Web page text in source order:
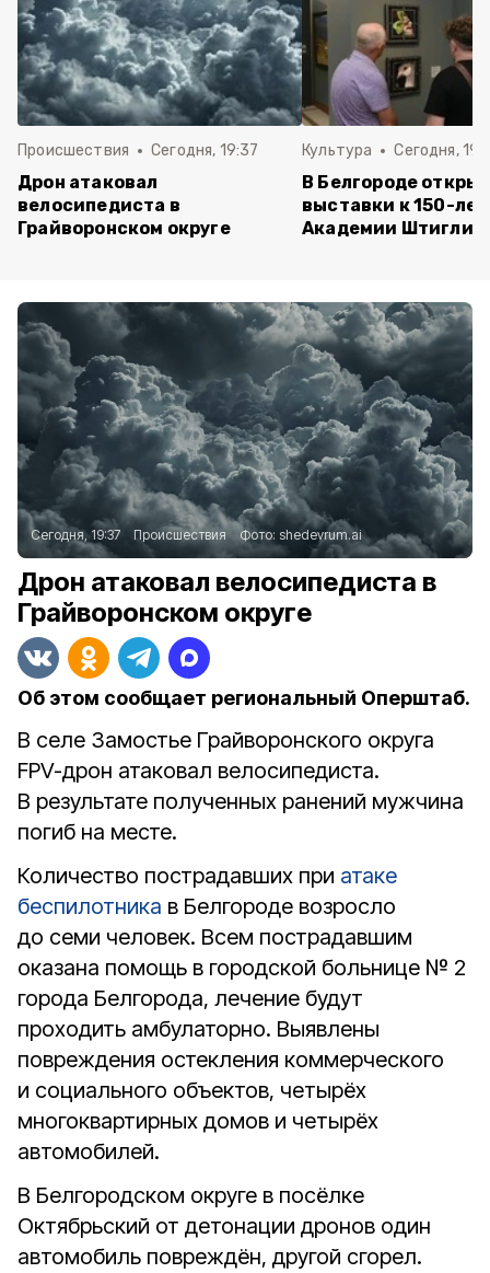
Происшествия Сегодня, 19:37
Дрон атаковал
велосипедиста в
Грайворонском округе
Культура Сегодня,
В Белгороде
выставки к 150-
Академии
Сегодня, 19:37 Происшествия Фото: shedevrum.ai
Дрон атаковал велосипедиста в
Грайворонском округе
Об этом сообщает региональный Оперштаб.
В селе Замостье Грайворонского округа
FPV-дрон атаковал велосипедиста.
В результате полученных ранений мужчина
погиб на месте.
Количество пострадавших при атаке
беспилотника в Белгороде возросло
до семи человек. Всем пострадавшим
оказана помощь в городской больнице № 2
города Белгорода, лечение будут
проходить амбулаторно. Выявлены
повреждения остекления коммерческого
и социального объектов, четырёх
многоквартирных домов и четырёх
автомобилей.
В Белгородском округе в посёлке
Октябрьский от детонации дронов один
автомобиль повреждён, другой сгорел.